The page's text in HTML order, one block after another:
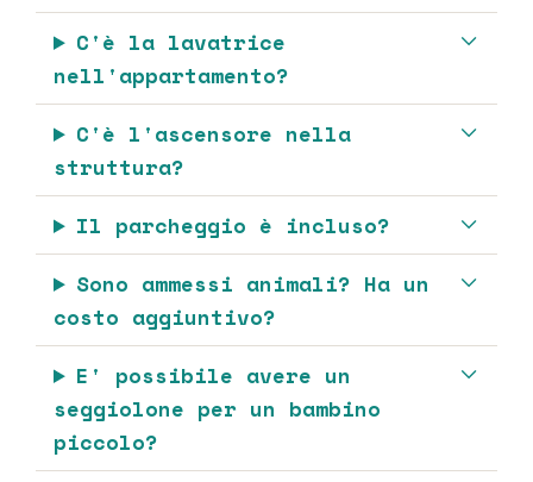
C'è la lavatrice
nell'appartamento?
C'è l'ascensore nella
struttura?
Il parcheggio è incluso?
Sono ammessi animali? Ha un
costo aggiuntivo?
E' possibile avere un
seggiolone per un bambino
piccolo?